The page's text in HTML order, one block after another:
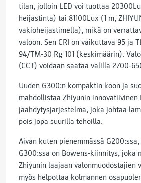
tilan, jolloin LED voi tuottaa
heijastinta) tai 81100Lux (1 m,
vakioheijastimella), mikä on
valoon. Sen CRI on vaikuttava 95 ja
94/TM-30 Rg 101 (keskimäärin).
(CCT) voidaan säätää välillä 2700-
Uuden G300:n kompaktin koon ja
mahdollistaa Zhiyunin innovatiivinen
jäähdytysjärjestelmä, joka johtaa
pois jopa suurilla tehoilla.
Aivan kuten pienemmässä G200:ssa,
G300:ssa on Bowens-kiinnitys, joka
Zhiyunin laajaan valonmuodostajien
myös helpottaa kolmannen